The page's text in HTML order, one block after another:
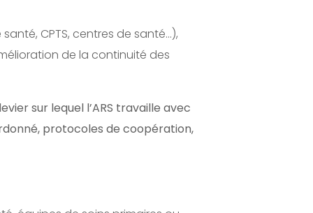
CPTS, centres de santé…),
de la continuité des
sur lequel l’ARS travaille avec
protocoles de coopération,